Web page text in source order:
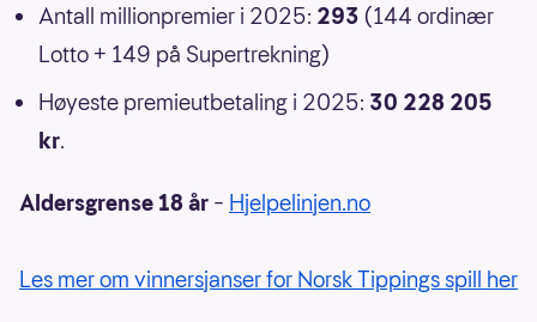
Antall millionpremier i 2025: 293 (144 ordinær
Lotto + 149 på Supertrekning)
Høyeste premieutbetaling i 2025: 30 228 205
kr.
Aldersgrense 18 år – Hjelpelinjen.no
Les mer om vinnersjanser for Norsk Tippings spill her